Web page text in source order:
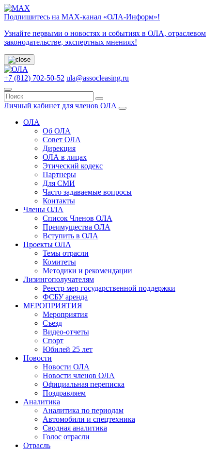
Подпишитесь на МАХ-канал «ОЛА-Информ»!
Узнайте первыми о новостях и событиях в ОЛА, отраслевом
законодательстве, экспертных мнениях!
+7 (812) 702-50-52 ula@assocleasing.ru
Личный кабинет для членов ОЛА
ОЛА
Об ОЛА
Совет ОЛА
Дирекция
ОЛА в лицах
Этический кодекс
Партнеры
Для СМИ
Часто задаваемые вопросы
Контакты
Члены ОЛА
Список Членов ОЛА
Преимущества ОЛА
Вступить в ОЛА
Проекты ОЛА
Темы отрасли
Комитеты
Методики и рекомендации
Лизингополучателям
Реестр мер государственной поддержки
ФСБУ аренда
МЕРОПРИЯТИЯ
Мероприятия
Съезд
Видео-отчеты
Спорт
Юбилей 25 лет
Новости
Новости ОЛА
Новости членов ОЛА
Официальная переписка
Поздравляем
Аналитика
Аналитика по периодам
Автомобили и спецтехника
Сводная аналитика
Голос отрасли
Отрасль